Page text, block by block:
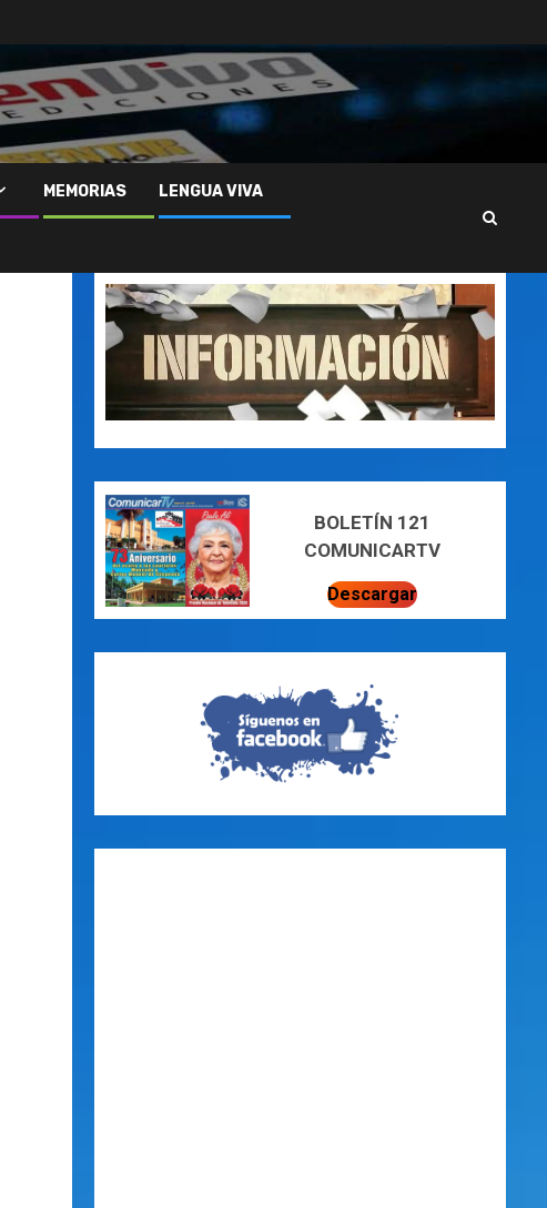
MEMORIAS LENGUA VIVA
BOLETÍN 121
COMUNICARTV
Descargar